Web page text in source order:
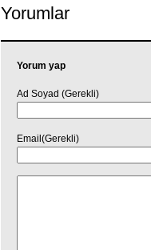
Yorumlar
Yorum yap
Ad Soyad (Gerekli)
Email(Gerekli)